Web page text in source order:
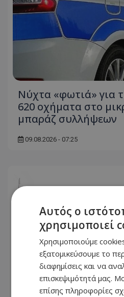
Νύχτα «φωτιά» για
620 οχήματα στο
μπαράζ συλλήψεων
09.08.2026 - 07:25
Αυτός ο
χρησιμοποιεί
Χρησιμοποιούμε
εξατομικεύσουμε το
διαφημίσεις και να
επισκεψιμότητά μας.
επίσης πληροφορίες